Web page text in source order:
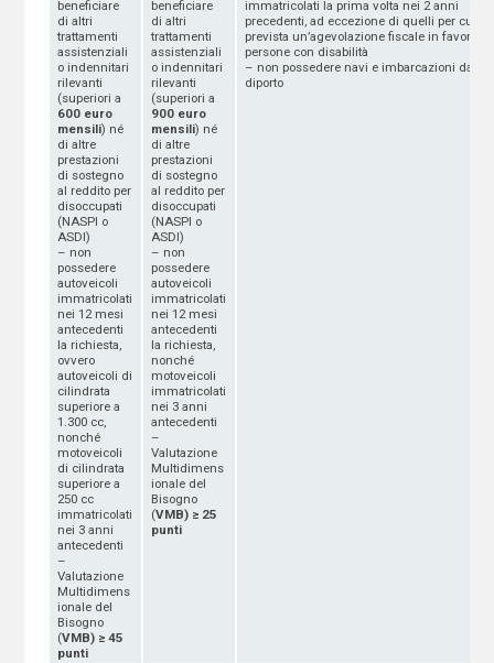
beneficiare
di altri
trattamenti
assistenziali
o indennitari
rilevanti
(superiori a
600 euro
mensili) né
di altre
prestazioni
di sostegno
al reddito per
disoccupati
(NASPI o
ASDI)
– non
possedere
autoveicoli
immatricolati
nei 12 mesi
antecedenti
la richiesta,
ovvero
autoveicoli di
cilindrata
superiore a
1.300 cc,
nonché
motoveicoli
di cilindrata
superiore a
250 cc
immatricolati
nei 3 anni
antecedenti
–
Valutazione
Multidimens
ionale del
Bisogno
(VMB) ≥ 45
punti
beneficiare
di altri
trattamenti
assistenziali
o indennitari
rilevanti
(superiori a
900 euro
mensili) né
di altre
prestazioni
di sostegno
al reddito per
disoccupati
(NASPI o
ASDI)
– non
possedere
autoveicoli
immatricolati
nei 12 mesi
antecedenti
la richiesta,
nonché
motoveicoli
immatricolati
nei 3 anni
antecedenti
–
Valutazione
Multidimens
ionale del
Bisogno
(VMB) ≥ 25
punti
immatricolati la prima volta nei 2 anni
precedenti, ad eccezione di quelli per cui è
prevista un’agevolazione fiscale in favore
persone con disabilità
– non possedere navi e imbarcazioni da
diporto